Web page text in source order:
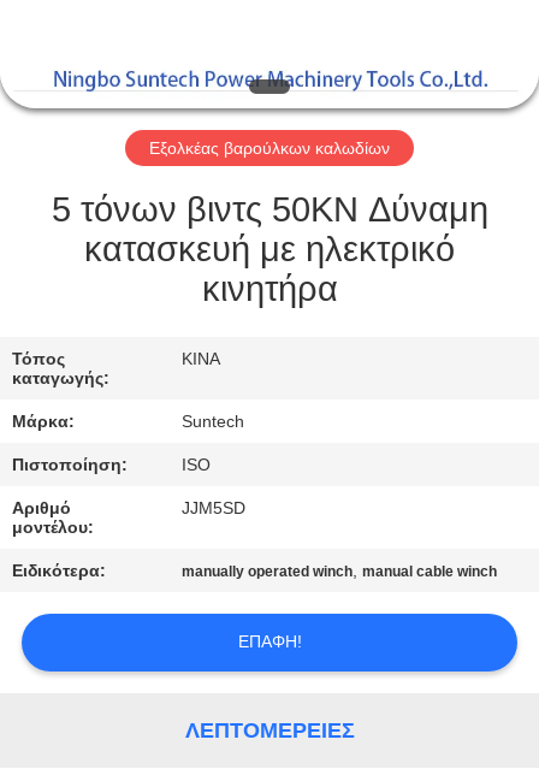
ΕΙΔΉΣΕΙΣ
ΖΗΤΉΣΤΕ
ΜΙΑ
SITEMAP
ΠΟΛΙΤΙΚΉ
ΑΠΟΡΡΉΤΟΥ
Εξολκέας βαρούλκων καλωδίων
5 τόνων βιντς 50KN Δύναμη
κατασκευή με ηλεκτρικό
κινητήρα
Τόπος
καταγωγής:
ΚΙΝΑ
Μάρκα: Suntech
Πιστοποίηση: ISO
Αριθμό
μοντέλου:
JJM5SD
Ειδικότερα: manually operated winch,manual cable winch
ΕΠΑΦΉ!
ΛΕΠΤΟΜΈΡΕΙΕΣ